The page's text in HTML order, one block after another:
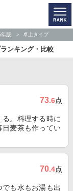
版 卓上タイプ
ンキング・比較
73.6点
。料理する時に
麦茶も作ってい
70.4点
も水もお湯も出